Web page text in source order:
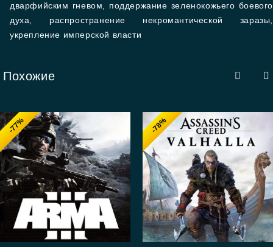
дварфийским гневом, поддержание зеленокожьего боевого
духа, распространение некромантической заразы,
укрепление имперской власти
Похожие
-77% -78%